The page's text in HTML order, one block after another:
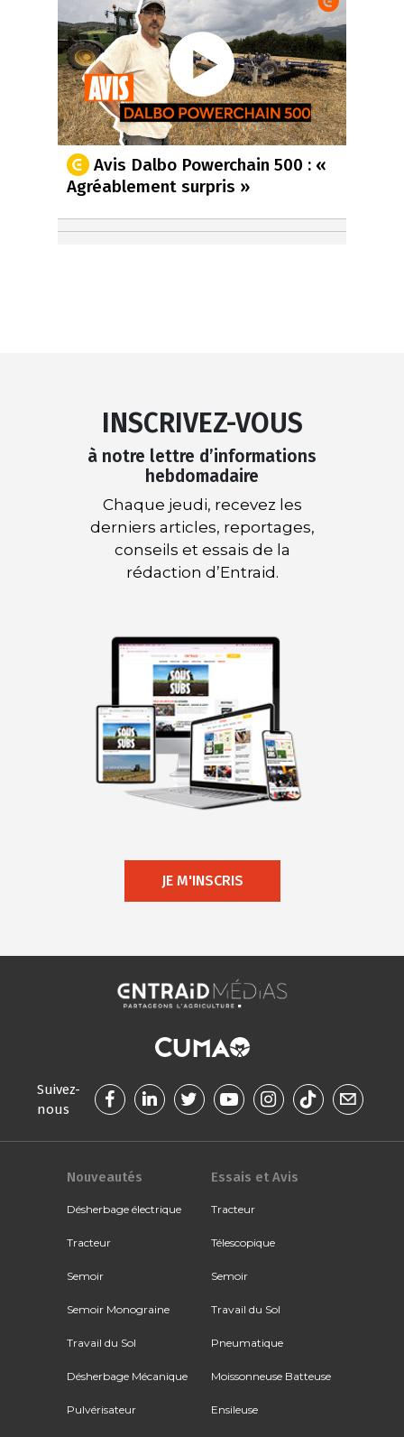
Avis Dalbo Powerchain 500 : «
Agréablement surpris »
INSCRIVEZ-VOUS
à notre lettre d’informations
hebdomadaire
Chaque jeudi, recevez les
derniers articles, reportages,
conseils et essais de la
rédaction d’Entraid.
JE M'INSCRIS
Suivez-
nous
Nouveautés
Désherbage électrique
Tracteur
Semoir
Semoir Monograine
Travail du Sol
Désherbage Mécanique
Pulvérisateur
Essais et Avis
Tracteur
Télescopique
Semoir
Travail du Sol
Pneumatique
Moissonneuse Batteuse
Ensileuse